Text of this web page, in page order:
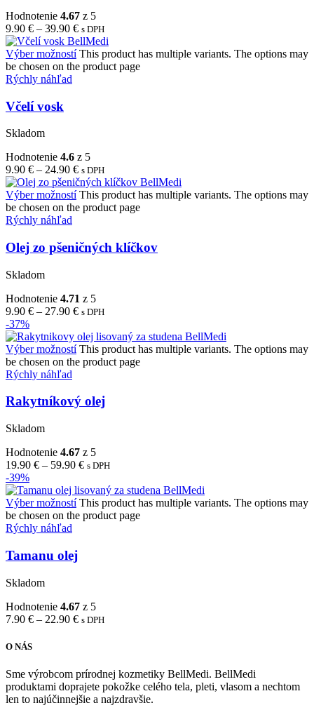
Hodnotenie 4.67 z 5
9.90 € – 39.90 € s DPH
Výber možností This product has multiple variants. The options may
be chosen on the product page
Rýchly náhľad
Včelí vosk
Skladom
Hodnotenie 4.6 z 5
9.90 € – 24.90 € s DPH
Výber možností This product has multiple variants. The options may
be chosen on the product page
Rýchly náhľad
Olej zo pšeničných klíčkov
Skladom
Hodnotenie 4.71 z 5
9.90 € – 27.90 € s DPH
-37%
Výber možností This product has multiple variants. The options may
be chosen on the product page
Rýchly náhľad
Rakytníkový olej
Skladom
Hodnotenie 4.67 z 5
19.90 € – 59.90 € s DPH
-39%
Výber možností This product has multiple variants. The options may
be chosen on the product page
Rýchly náhľad
Tamanu olej
Skladom
Hodnotenie 4.67 z 5
7.90 € – 22.90 € s DPH
O NÁS
Sme výrobcom prírodnej kozmetiky BellMedi. BellMedi
produktami doprajete pokožke celého tela, pleti, vlasom a nechtom
len to najúčinnejšie a najzdravšie.